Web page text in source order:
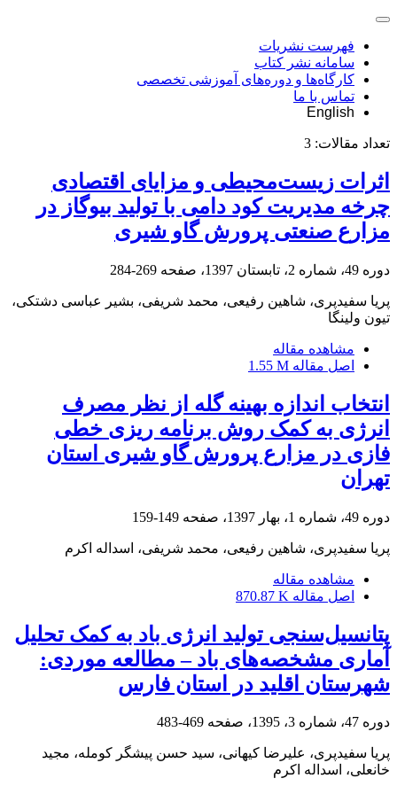
فهرست نشریات
سامانه نشر کتاب
کارگاه‌ها و دوره‌های آموزشی تخصصی
تماس با ما
English
تعداد مقالات: 3
اثرات زیست‌محیطی و مزایای اقتصادی
چرخه مدیریت کود دامی با تولید بیوگاز در
مزارع صنعتی پرورش گاو شیری
دوره 49، شماره 2، تابستان 1397، صفحه 269-284
پریا سفیدپری، شاهین رفیعی، محمد شریفی، بشیر عباسی دشتکی،
تیون ولینگا
مشاهده مقاله
اصل مقاله 1.55 M
انتخاب اندازه بهینه گله از نظر مصرف
انرژی به کمک روش برنامه ریزی خطی
فازی در مزارع پرورش گاو شیری استان
تهران
دوره 49، شماره 1، بهار 1397، صفحه 149-159
پریا سفیدپری، شاهین رفیعی، محمد شریفی، اسداله اکرم
مشاهده مقاله
اصل مقاله 870.87 K
پتانسیل‌سنجی تولید انرژی باد به کمک تحلیل
آماری مشخصه‌های باد – مطالعه موردی:
شهرستان اقلید در استان فارس
دوره 47، شماره 3، 1395، صفحه 469-483
پریا سفیدپری، علیرضا کیهانی، سید حسن پیشگر کومله، مجید
خانعلی، اسداله اکرم